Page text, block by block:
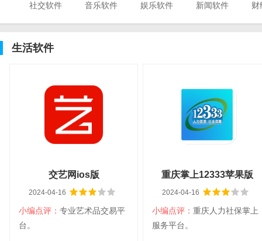
社交软件 音乐软件 娱乐软件 新闻软件 财
生活软件
交艺网ios版
2024-04-16
小编点评： 专业艺术品交易平
台。
重庆掌上12333苹果版
2024-04-16
小编点评： 重庆人力社保掌上
服务平台。